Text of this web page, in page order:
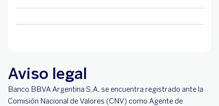
Aviso legal
Banco BBVA Argentina S.A. se encuentra registrado ante la
Comisión Nacional de Valores (CNV) como Agente de